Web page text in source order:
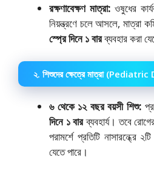
রক্ষণাবেক্ষণ মাত্রা: ওষুধের
নিয়ন্ত্রণে চলে আসলে, মাত্রা
স্প্রে দিনে ১ বারব্যবহার করা
২. শিশুদের ক্ষেত্রে মাত্রা
৬ থেকে ১২ বছর বয়সী শিশু:
দিনে ১ বারব্যবহার্য। তবে
পরামর্শে প্রতিটি নাসারন্ধ্রে
যেতে পারে।